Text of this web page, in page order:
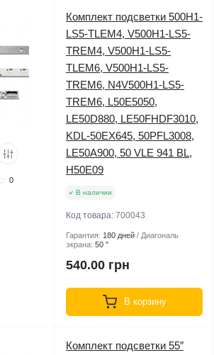
0
Комплект подсветки 500H1-
LS5-TLEM4, V500H1-LS5-
TREM4, V500H1-LS5-
TLEM6, V500H1-LS5-
TREM6, N4V500H1-LS5-
TREM6, L50E5050,
LE50D880, LE50FHDF3010,
KDL-50EX645, 50PFL3008,
LE50A900, 50 VLE 941 BL,
H50E09
В наличии
Код товара: 700043
Гарантия: 180 дней
Диагональ
экрана: 50 ″
540.00 грн
В корзину
Комплект подсветки 55″